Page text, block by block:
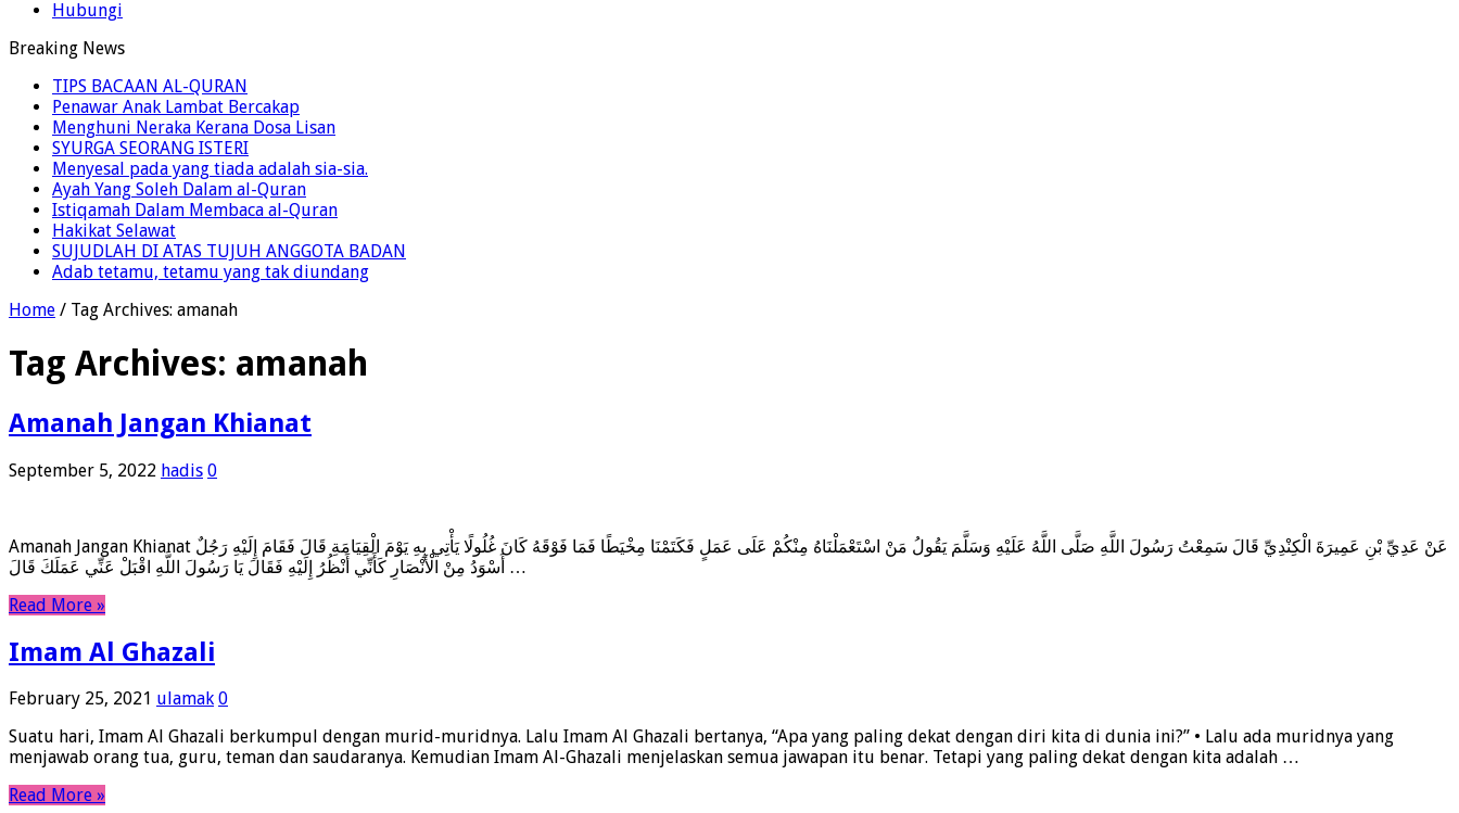
Hubungi
Breaking News
TIPS BACAAN AL-QURAN
Penawar Anak Lambat Bercakap
Menghuni Neraka Kerana Dosa Lisan
SYURGA SEORANG ISTERI
Menyesal pada yang tiada adalah sia-sia.
Ayah Yang Soleh Dalam al-Quran
Istiqamah Dalam Membaca al-Quran
Hakikat Selawat
SUJUDLAH DI ATAS TUJUH ANGGOTA BADAN
Adab tetamu, tetamu yang tak diundang
Home / Tag Archives: amanah
Tag Archives: amanah
Amanah Jangan Khianat
September 5, 2022 hadis 0
Amanah Jangan Khianat عَنْ عَدِيِّ بْنِ عَمِيرَةَ الْكِنْدِيِّ قَالَ سَمِعْتُ رَسُولَ اللَّهِ صَلَّى اللَّهُ عَلَيْهِ وَسَلَّمَ يَقُولُ مَنْ اسْتَعْمَلْنَاهُ مِنْكُمْ عَلَى عَمَلٍ فَكَتَمْنَا مِخْيَطًا فَمَا فَوْقَهُ كَانَ غُلُولًا يَأْتِي بِهِ يَوْمَ الْقِيَامَةِ قَالَ فَقَامَ إِلَيْهِ رَجُلٌ
أَسْوَدُ مِنْ الْأَنْصَارِ كَأَنِّي أَنْظُرُ إِلَيْهِ فَقَالَ يَا رَسُولَ اللَّهِ اقْبَلْ عَنِّي عَمَلَكَ قَالَ …
Read More »
Imam Al Ghazali
February 25, 2021 ulamak 0
Suatu hari, Imam Al Ghazali berkumpul dengan murid-muridnya. Lalu Imam Al Ghazali bertanya, “Apa yang paling dekat dengan diri kita di dunia ini?” • Lalu ada muridnya yang
menjawab orang tua, guru, teman dan saudaranya. Kemudian Imam Al-Ghazali menjelaskan semua jawapan itu benar. Tetapi yang paling dekat dengan kita adalah …
Read More »